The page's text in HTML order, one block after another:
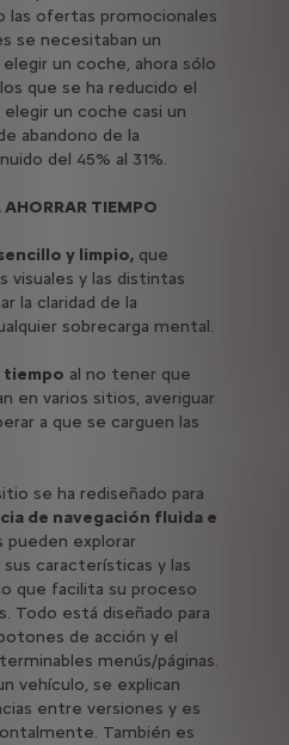
las ofertas promocionales
se necesitaban un
un coche, ahora sólo
que se ha reducido el
un coche casi un
abandono de la
del 45% al 31%.
AHORRAR TIEMPO
y limpio,que
visuales y las distintas
la claridad de la
sobrecarga mental.
tiempo al no tener que
en varios sitios, averiguar
a que se carguen las
se ha rediseñado para
de navegación fluida e
pueden explorar
características y las
que facilita su proceso
Todo está diseñado para
de acción y el
menús/páginas.
vehículo, se explican
entre versiones y es
También es